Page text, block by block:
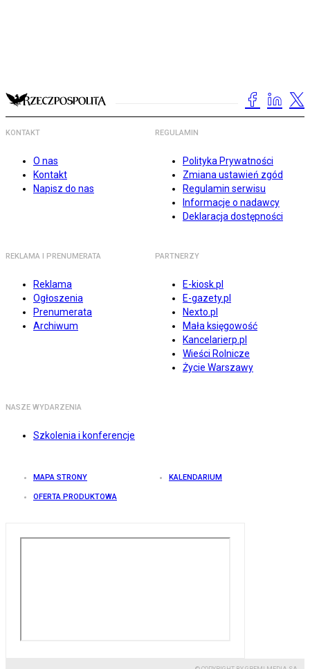
KONTAKT
O nas
Kontakt
Napisz do nas
REGULAMIN
Polityka Prywatności
Zmiana ustawień zgód
Regulamin serwisu
Informacje o nadawcy
Deklaracja dostępności
REKLAMA I PRENUMERATA
Reklama
Ogłoszenia
Prenumerata
Archiwum
PARTNERZY
E-kiosk.pl
E-gazety.pl
Nexto.pl
Mała księgowość
Kancelarierp.pl
Wieści Rolnicze
Życie Warszawy
NASZE WYDARZENIA
Szkolenia i konferencje
MAPA STRONY KALENDARIUM
OFERTA PRODUKTOWA